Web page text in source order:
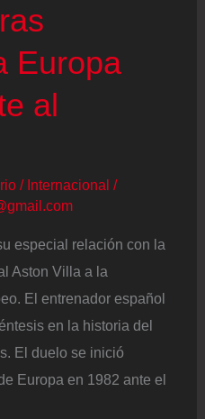
Europa
al
/ Internacional /
especial relación con la
Aston Villa a la
El entrenador español
en la historia del
El duelo se inició
Europa en 1982 ante el